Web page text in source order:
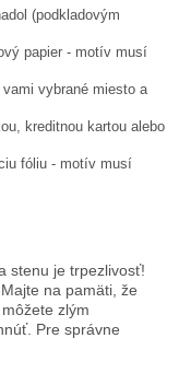
(podkladovým
papier - motív musí
vybrané miesto a
kreditnou kartou alebo
fóliu - motív musí
stenu je trpezlivosť!
Majte na pamäti, že
zlým
Pre správne